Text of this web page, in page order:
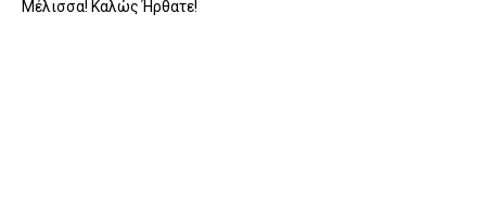
Μέλισσα! Καλώς Ήρθατε!